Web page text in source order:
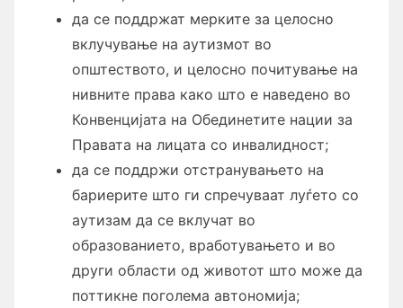
да се поддржат мерките за целосно
вклучување на аутизмот во
општеството, и целосно почитување на
нивните права како што е наведено во
Конвенцијата на Обединетите нации за
Правата на лицата со инвалидност;
да се поддржи отстранувањето на
бариерите што ги спречуваат луѓето со
аутизам да се вклучат во
образованието, вработувањето и во
други области од животот што може да
поттикне поголема автономија;